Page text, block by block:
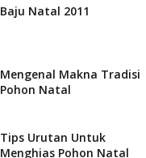
Baju Natal 2011
Mengenal Makna Tradisi
Pohon Natal
Tips Urutan Untuk
Menghias Pohon Natal